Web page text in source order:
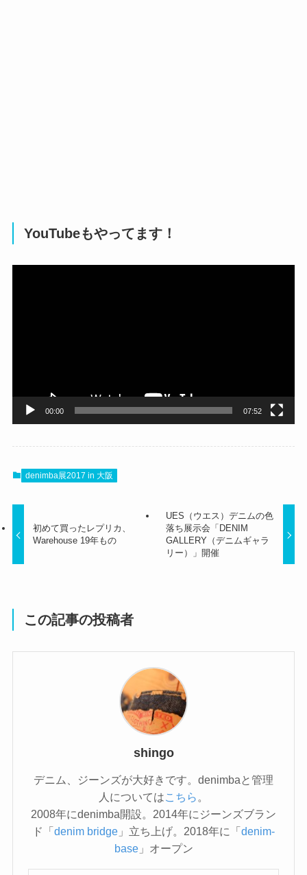
YouTubeもやってます！
00:00 07:52
denimba展2017 in 大阪
初めて買ったレプリカ、
Warehouse 19年もの
UES（ウエス）デニムの色
落ち展示会「DENIM
GALLERY（デニムギャラ
リー）」開催
この記事の投稿者
shingo
デニム、ジーンズが大好きです。denimbaと管理
人についてはこちら 。
2008年にdenimba開設。2014年にジーンズブラン
ド「 denim bridge 」立ち上げ。2018年に「 denim-
base」オープン